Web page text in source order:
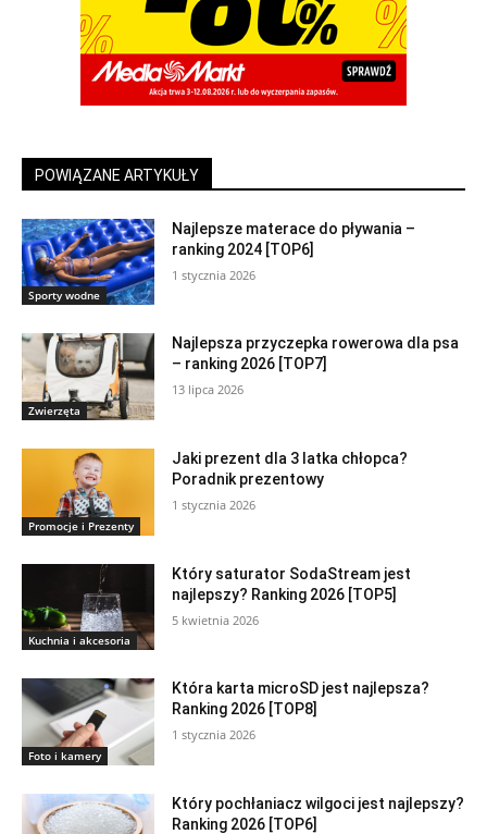
POWIĄZANE ARTYKUŁY
Sporty wodne
Najlepsze materace do pływania –
ranking 2024 [TOP6]
1 stycznia 2026
Zwierzęta
Najlepsza przyczepka rowerowa dla psa
– ranking 2026 [TOP7]
13 lipca 2026
Promocje i Prezenty
Jaki prezent dla 3 latka chłopca?
Poradnik prezentowy
1 stycznia 2026
Kuchnia i akcesoria
Który saturator SodaStream jest
najlepszy? Ranking 2026 [TOP5]
5 kwietnia 2026
Foto i kamery
Która karta microSD jest najlepsza?
Ranking 2026 [TOP8]
1 stycznia 2026
Który pochłaniacz wilgoci jest najlepszy?
Ranking 2026 [TOP6]